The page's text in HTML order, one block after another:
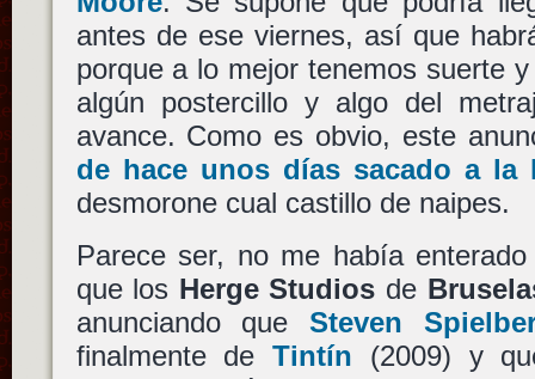
antes de ese viernes, así que
porque a lo mejor tenemos suerte
algún postercillo y algo del
avance. Como es obvio, este
de hace unos días sacado a
desmorone cual castillo de naipes.
Parece ser, no me había
que los Herge Studios de
anunciando que Steven
finalmente deTintín (2009) y